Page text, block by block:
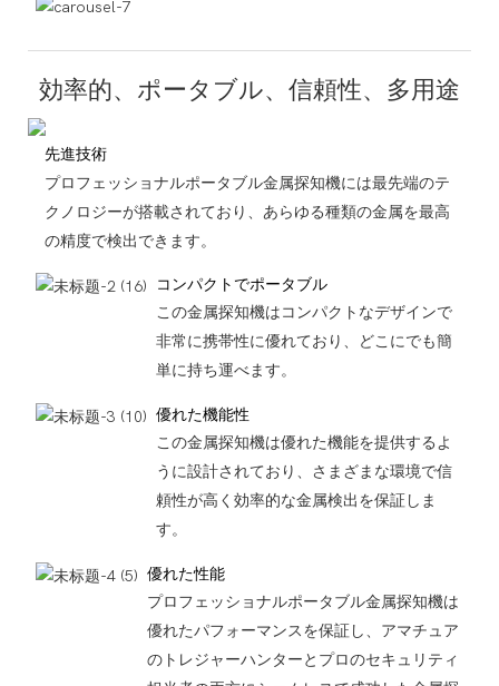
効率的、ポータブル、信頼性、多用途
先進技術
プロフェッショナルポータブル金属探知機には最先端のテ
クノロジーが搭載されており、あらゆる種類の金属を最高
の精度で検出できます。
コンパクトでポータブル
この金属探知機はコンパクトなデザインで
非常に携帯性に優れており、どこにでも簡
単に持ち運べます。
優れた機能性
この金属探知機は優れた機能を提供するよ
うに設計されており、さまざまな環境で信
頼性が高く効率的な金属検出を保証しま
す。
優れた性能
プロフェッショナルポータブル金属探知機は
優れたパフォーマンスを保証し、アマチュア
のトレジャーハンターとプロのセキュリティ